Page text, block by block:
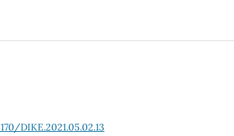
DIKE.2021.05.02.13